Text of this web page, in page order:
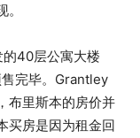
40层公寓大楼
完毕。Grantley
布里斯本的房价并
买房是因为租金回